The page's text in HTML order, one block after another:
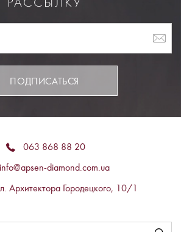
ПОДПИСАТЬСЯ
063 868 88 20
info@apsen-diamond.com.ua
Архитектора Городецкого, 10/1